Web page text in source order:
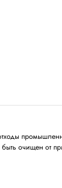
очищен от